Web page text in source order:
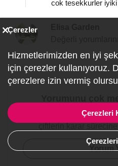
cok tesekkurler
Bu firma ile ilgili
Yorum
Çerezler
Hizmetlerimizden en iyi
için çerezler kullanıyoruz.
çerezlere izin vermiş
Çerezleri